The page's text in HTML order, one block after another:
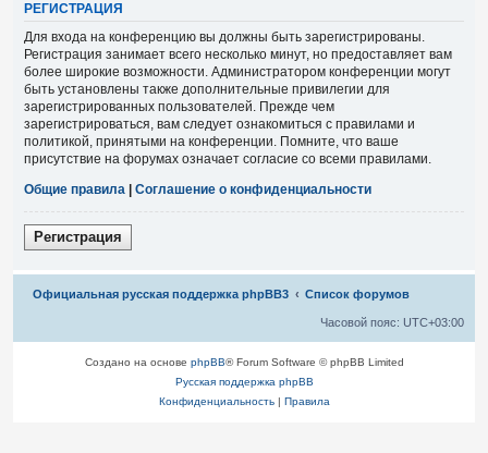
РЕГИСТРАЦИЯ
Для входа на конференцию вы должны быть зарегистрированы.
Регистрация занимает всего несколько минут, но предоставляет вам
более широкие возможности. Администратором конференции могут
быть установлены также дополнительные привилегии для
зарегистрированных пользователей. Прежде чем
зарегистрироваться, вам следует ознакомиться с правилами и
политикой, принятыми на конференции. Помните, что ваше
присутствие на форумах означает согласие со всеми правилами.
Общие правила
Соглашение о конфиденциальности
Регистрация
Официальная русская поддержка phpBB3 Список форумов
Часовой пояс: UTC+03:00
Связаться с
Создано на основе phpBB® Forum Software © phpBB Limited
Русская поддержка phpBB
Конфиденциальность| Правила